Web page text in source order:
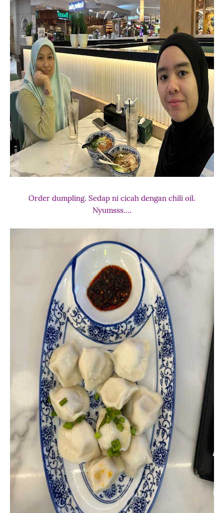
Order dumpling. Sedap ni cicah dengan chili oil.
Nyumsss....